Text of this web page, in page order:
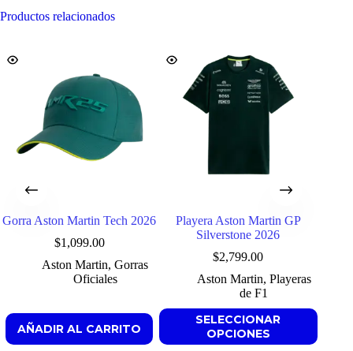
Productos relacionados
Gorra Aston Martin Tech 2026
$1,099.00
Aston Martin,Gorras
Oficiales
AÑADIR AL CARRITO
Playera Aston Martin GP
Silverstone 2026
$2,799.00
Aston Martin, Playeras
de F1
SELECCIONAR
OPCIONES
Este
producto
tiene